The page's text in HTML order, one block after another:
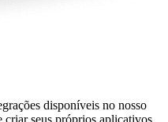
disponíveis no nosso